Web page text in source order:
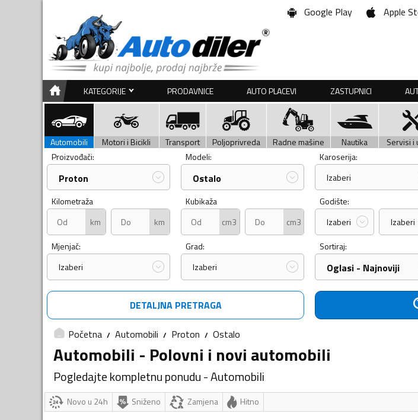
Google Play Apple
KATEGORIJE PRODAVNICE AUTO PLACEVI ZASTUPNICI
Automobili Motori i Bicikli Transport Poljoprivreda Radne mašine Nautika Servisi i
Proizvođači:
Proton
Modeli:
Ostalo
Karoserija:
Izaberi
Kilometraža
km
km
Kubikaža
cm3
cm3
Godište:
Izaberi
Izaberi
Mjenjač:
Izaberi
Grad:
Izaberi
Sortiraj:
Oglasi - Najnoviji
DETALJNA PRETRAGA
Početna Automobili Proton Ostalo
Automobili - Polovni i novi automobili
Pogledajte kompletnu ponudu - Automobili
Novo u 24h Sniženo Zamjena Hitno